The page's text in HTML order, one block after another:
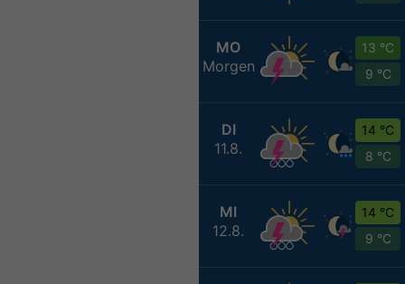
MO
Morgen
13 °C
9 °C
DI
11.8.
14 °C
8 °C
MI
12.8.
14 °C
9 °C